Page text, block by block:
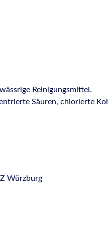
Reinigungsmittel.
Säuren, chlorierte
Würzburg